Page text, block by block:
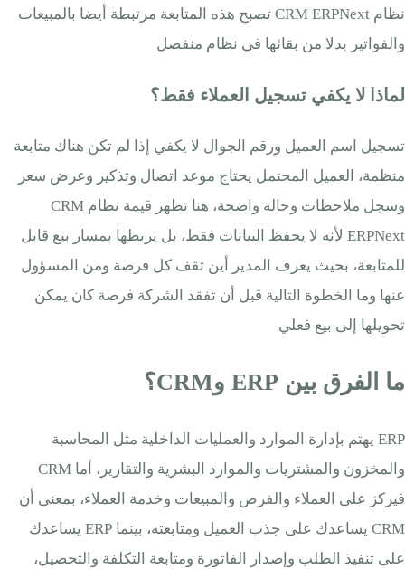
نظام CRM ERPNext تصبح هذه المتابعة مرتبطة أيضا بالمبيعات
والفواتير بدلا من بقائها في نظام منفصل
لماذا لا يكفي تسجيل العملاء فقط؟
تسجيل اسم العميل ورقم الجوال لا يكفي إذا لم تكن هناك متابعة
منظمة، العميل المحتمل يحتاج موعد اتصال وتذكير وعرض سعر
وسجل ملاحظات وحالة واضحة، هنا تظهر قيمة نظام CRM
ERPNext لأنه لا يحفظ البيانات فقط، بل يربطها بمسار بيع قابل
للمتابعة، بحيث يعرف المدير أين تقف كل فرصة ومن المسؤول
عنها وما الخطوة التالية قبل أن تفقد الشركة فرصة كان يمكن
تحويلها إلى بيع فعلي
ما الفرق بين ERP وCRM؟
ERP يهتم بإدارة الموارد والعمليات الداخلية مثل المحاسبة
والمخزون والمشتريات والموارد البشرية والتقارير، أما CRM
فيركز على العملاء والفرص والمبيعات وخدمة العملاء، بمعنى أن
CRM يساعدك على جذب العميل ومتابعته، بينما ERP يساعدك
على تنفيذ الطلب وإصدار الفاتورة ومتابعة التكلفة والتحصيل،